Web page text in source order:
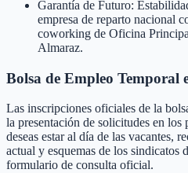
Garantía de Futuro:
empresa de reparto nacional
coworking de Oficina
Almaraz.
Bolsa de Empleo Temporal
Las inscripciones oficiales de la
la presentación de solicitudes en
deseas estar al día de las vacantes,
actual y esquemas de los sindicatos
formulario de consulta oficial.